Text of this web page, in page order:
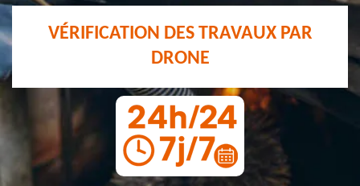
VÉRIFICATION DES TRAVAUX PAR
DRONE